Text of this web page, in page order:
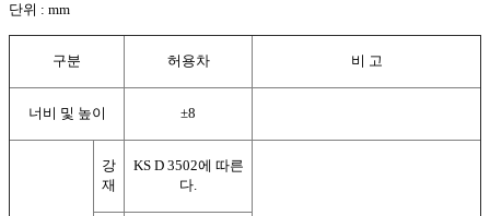
단위 : mm
구분 허용차 비 고
너비 및 높이 ±8
강
재
KS D 3502에 따른
다.